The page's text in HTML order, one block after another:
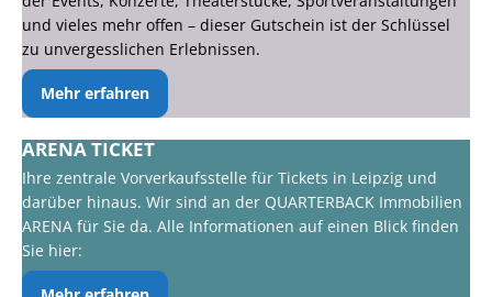
und vieles mehr offen – dieser Gutschein ist der Schlüssel
zu unvergesslichen Erlebnissen.
Mehr erfahren
ARENA TICKET
Ihre zentrale Vorverkaufsstelle für Tickets in Leipzig und
darüber hinaus. Wir sind an der QUARTERBACK Immobilien
ARENA für Sie da. Alle Informationen auf einen Blick finden
Sie hier: